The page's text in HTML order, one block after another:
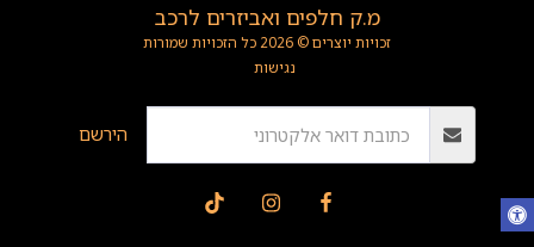
מ.ק חלפים ואביזרים לרכב
זכויות יוצרים © 2026 כל הזכויות שמורות
נגישות
הירשם